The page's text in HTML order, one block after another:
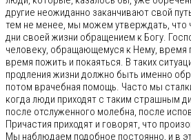
другие неожиданно заканчивают свой
тем не менее, мы можем утверждать, что
дни своей жизни обращением к Богу.
человеку, обращающемуся к Нему, время
время пожить и покаяться. В таких
продления жизни должно быть именно
потом врачебная помощь. Часто мы
когда люди приходят с таким страшным
после отслуженного молебна, после
Причастия приходят и говорят, что
Мы наблюдаем подобное постоянно, и в